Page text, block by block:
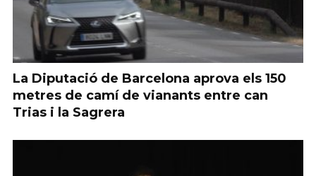
La Diputació de Barcelona aprova els 150
metres de camí de vianants entre can
Trias i la Sagrera